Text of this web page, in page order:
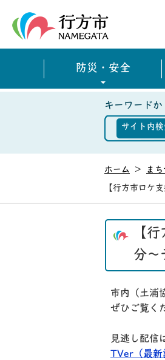
防災・安全
キーワードか
サイト内検
ホーム > まち
【行方市ロケ
【
分～
市内（土浦
ぜひご覧く
見逃し配信
TVer（最新